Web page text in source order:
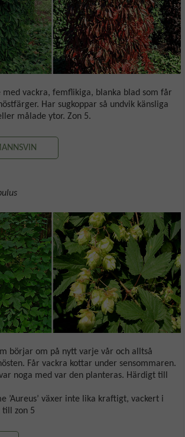
vackra, femflikiga, blanka blad som får
Har sugkoppar så undvik känsliga
målade ytor. Zon 5.
börjar om på nytt varje vår och alltså
Får vackra kottar under sensommaren.
noga med var den planteras. Härdigt till
’Aureus’ växer inte lika kraftigt, vackert i
till zon 5